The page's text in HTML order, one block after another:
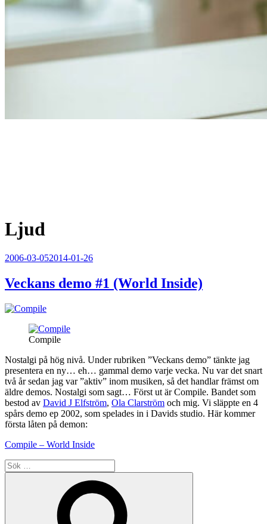
Ljud
Publicerat
2006-03-052014-01-26
Veckans demo #1 (World Inside)
Compile
Nostalgi på hög nivå. Under rubriken ”Veckans demo” tänkte jag
presentera en ny… eh… gammal demo varje vecka. Nu var det snart
två år sedan jag var ”aktiv” inom musiken, så det handlar främst om
äldre demos. Nostalgi som sagt… Först ut är Compile. Bandet som
bestod av David J Elfström, Ola Clarström och mig. Vi släppte en 4
spårs demo ep 2002, som spelades in i Davids studio. Här kommer
första låten på demon:
Compile – World Inside
Sök
efter: